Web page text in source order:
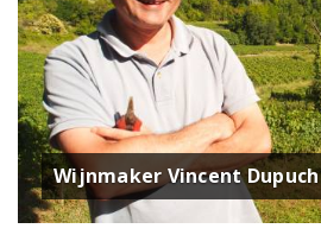
Wijnmaker Vincent Dupuch